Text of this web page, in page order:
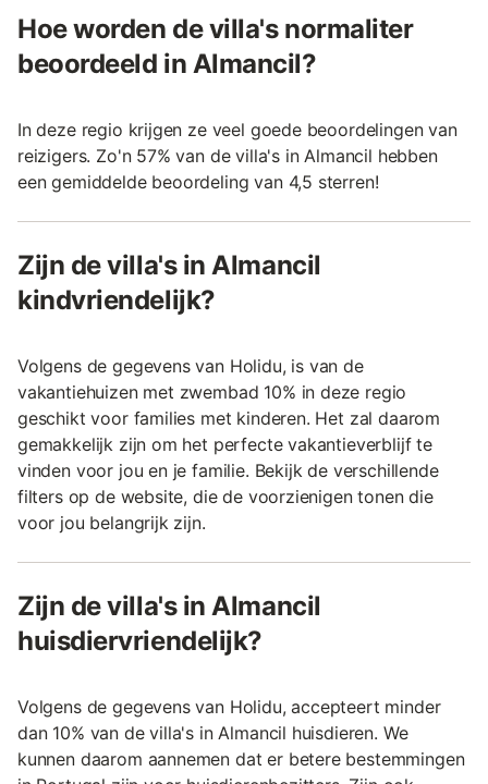
Hoe worden de villa's normaliter
beoordeeld in Almancil?
In deze regio krijgen ze veel goede beoordelingen van
reizigers. Zo'n 57% van de villa's in Almancil hebben
een gemiddelde beoordeling van 4,5 sterren!
Zijn de villa's in Almancil
kindvriendelijk?
Volgens de gegevens van Holidu, is van de
vakantiehuizen met zwembad 10% in deze regio
geschikt voor families met kinderen. Het zal daarom
gemakkelijk zijn om het perfecte vakantieverblijf te
vinden voor jou en je familie. Bekijk de verschillende
filters op de website, die de voorzienigen tonen die
voor jou belangrijk zijn.
Zijn de villa's in Almancil
huisdiervriendelijk?
Volgens de gegevens van Holidu, accepteert minder
dan 10% van de villa's in Almancil huisdieren. We
kunnen daarom aannemen dat er betere bestemmingen